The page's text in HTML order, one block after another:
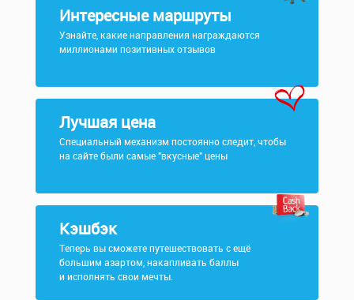
Интересные маршруты
Узнайте, какие направления награждаются
миллионами позитивных отзывов
Лучшая цена
Специальный механизм постоянно следит, чтобы
на сайте были самые "вкусные" цены
Кэшбэк
Теперь вы сможете путешествовать с ещё
большим азартом, накапливать баллы
и исполнять свои мечты.